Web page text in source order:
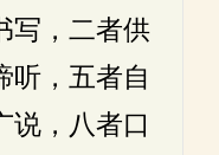
写，二者供
听，五者自
说，八者口